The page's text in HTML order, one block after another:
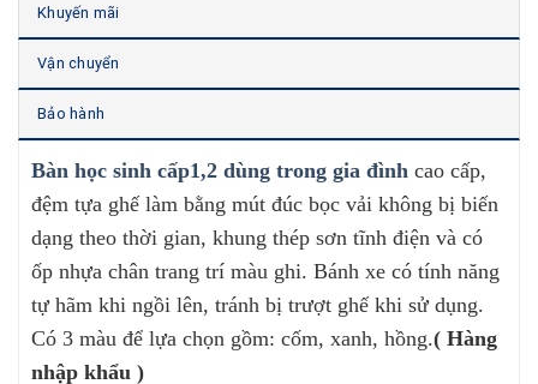
Khuyến mãi
Vận chuyển
Bảo hành
Bàn học sinh cấp1,2 dùng trong gia đình cao cấp,
đệm tựa ghế làm bằng mút đúc bọc vải không bị biến
dạng theo thời gian, khung thép sơn tĩnh điện và có
ốp nhựa chân trang trí màu ghi. Bánh xe có tính năng
tự hãm khi ngồi lên, tránh bị trượt ghế khi sử dụng.
Có 3 màu để lựa chọn gồm: cốm, xanh, hồng.( Hàng
nhập khẩu )